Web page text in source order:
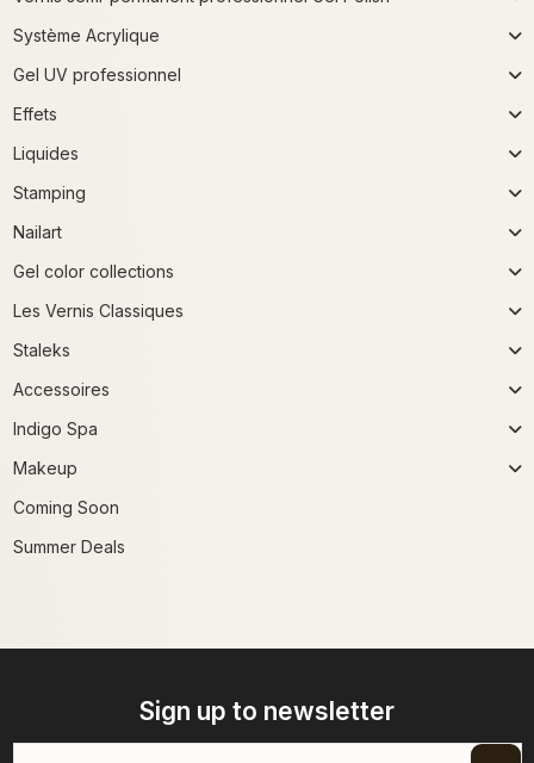
Système Acrylique
Gel UV professionnel
Effets
Liquides
Stamping
Nailart
Gel color collections
Les Vernis Classiques
Staleks
Accessoires
Indigo Spa
Makeup
Coming Soon
Summer Deals
Sign up to newsletter